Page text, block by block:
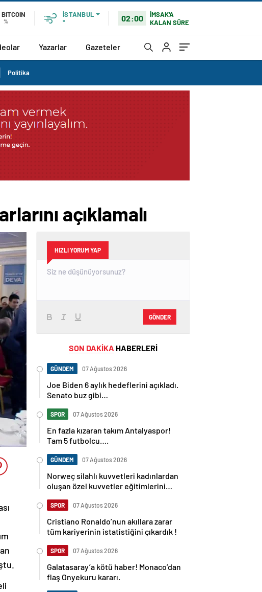
BITCOIN
%
İSTANBUL
°
02:00
İMSAK'A
KALAN SÜRE
Yazarlar Gazeteler
Politika
açıklamalı
HIZLI YORUM YAP
GÖNDER
SON DAKİKA HABERLERİ
GÜNDEM 07 Ağustos 2026
Joe Biden 6 aylık hedeflerini açıkladı.
Senato buz gibi…
SPOR 07 Ağustos 2026
En fazla kızaran takım Antalyaspor!
Tam 5 futbolcu….
GÜNDEM 07 Ağustos 2026
Norweç silahlı kuvvetleri kadınlardan
oluşan özel kuvvetler eğitimlerini
SPOR 07 Ağustos 2026
Cristiano Ronaldo’nun akıllara zarar
tüm kariyerinin istatistiğini çıkardık !
SPOR 07 Ağustos 2026
Galatasaray’a kötü haber! Monaco’dan
flaş Onyekuru kararı.